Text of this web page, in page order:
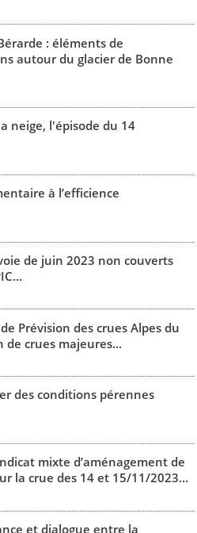
: éléments de
autour du glacier de Bonne
neige, l'épisode du 14
à l’efficience
de juin 2023 non couverts
Prévision des crues Alpes du
de crues majeures...
des conditions pérennes
mixte d’aménagement de
la crue des 14 et 15/11/2023...
et dialogue entre la